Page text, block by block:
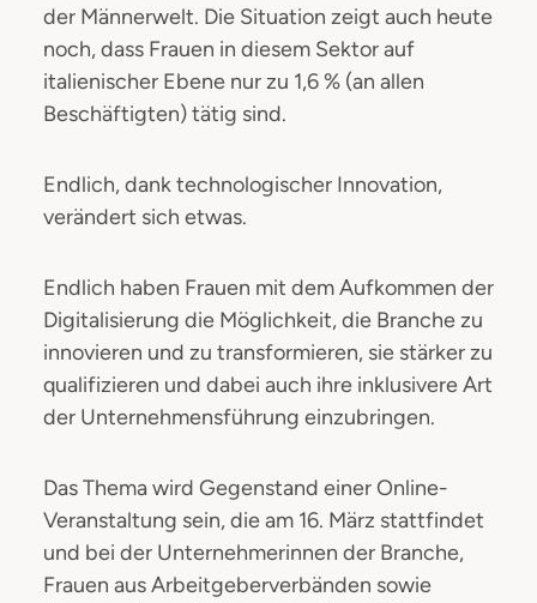
der Männerwelt. Die Situation zeigt auch heute
noch, dass Frauen in diesem Sektor auf
italienischer Ebene nur zu 1,6 % (an allen
Beschäftigten) tätig sind.
Endlich, dank technologischer Innovation,
verändert sich etwas.
Endlich haben Frauen mit dem Aufkommen der
Digitalisierung die Möglichkeit, die Branche zu
innovieren und zu transformieren, sie stärker zu
qualifizieren und dabei auch ihre inklusivere Art
der Unternehmensführung einzubringen.
Das Thema wird Gegenstand einer Online-
Veranstaltung sein, die am 16. März stattfindet
und bei der Unternehmerinnen der Branche,
Frauen aus Arbeitgeberverbänden sowie